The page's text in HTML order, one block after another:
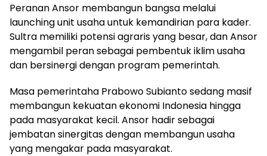
Peranan Ansor membangun bangsa melalui
launching unit usaha untuk kemandirian para kader.
Sultra memiliki potensi agraris yang besar, dan Ansor
mengambil peran sebagai pembentuk iklim usaha
dan bersinergi dengan program pemerintah.
Masa pemerintaha Prabowo Subianto sedang masif
membangun kekuatan ekonomi Indonesia hingga
pada masyarakat kecil. Ansor hadir sebagai
jembatan sinergitas dengan membangun usaha
yang mengakar pada masyarakat.